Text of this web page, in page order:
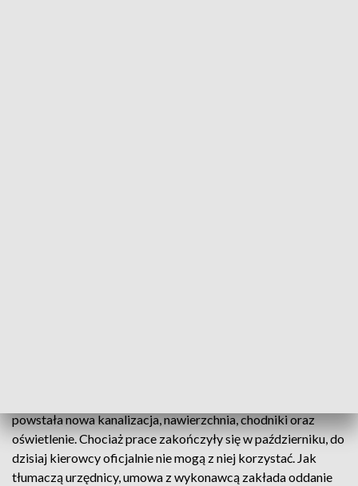
powstała nowa kanalizacja, nawierzchnia, chodniki oraz
oświetlenie. Chociaż prace zakończyły się w październiku, do
dzisiaj kierowcy oficjalnie nie mogą z niej korzystać. Jak
tłumaczą urzędnicy, umowa z wykonawcą zakłada oddanie